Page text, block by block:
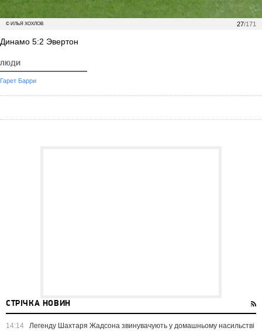
27/171
© ИЛЬЯ ХОХЛОВ
Динамо 5:2 Эвертон
ЛЮДИ
Гарет Барри
СТРІЧКА НОВИН
14:14 Легенду Шахтаря Жадсона звинувачують у домашньому насильстві